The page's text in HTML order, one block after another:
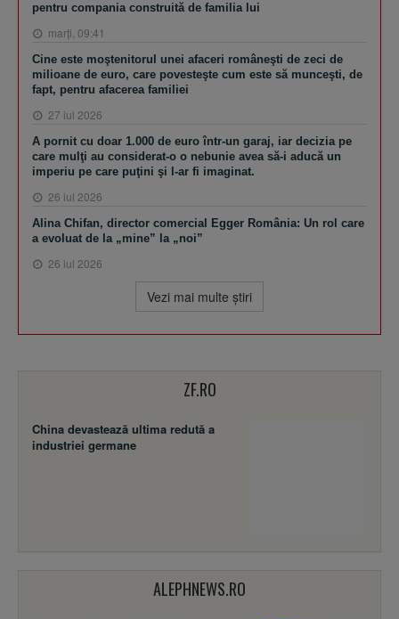
pentru compania construită de familia lui
marţi, 09:41
Cine este moştenitorul unei afaceri româneşti de zeci de
milioane de euro, care povesteşte cum este să munceşti, de
fapt, pentru afacerea familiei
27 iul 2026
A pornit cu doar 1.000 de euro într-un garaj, iar decizia pe
care mulţi au considerat-o o nebunie avea să-i aducă un
imperiu pe care puţini şi l-ar fi imaginat.
26 iul 2026
Alina Chifan, director comercial Egger România: Un rol care
a evoluat de la „mine” la „noi”
26 iul 2026
Vezi mai multe ştiri
ZF.RO
China devastează ultima redută a
industriei germane
ALEPHNEWS.RO